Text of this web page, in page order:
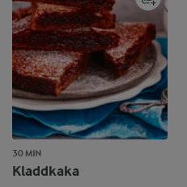
30 MIN
Kladdkaka